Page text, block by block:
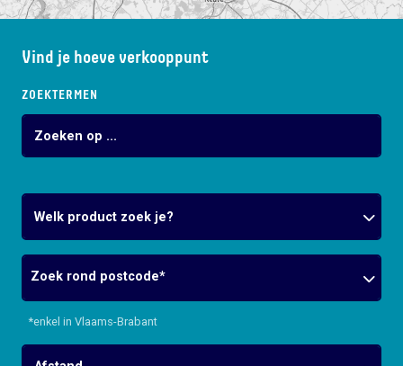
Vind je hoeve verkooppunt
ZOEKTERMEN
Welk product zoek je?
Postcode
*enkel in Vlaams-Brabant